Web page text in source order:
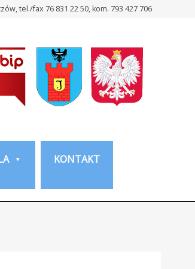
tel./fax 76 831 22 50, kom. 793 427 706
KONTAKT